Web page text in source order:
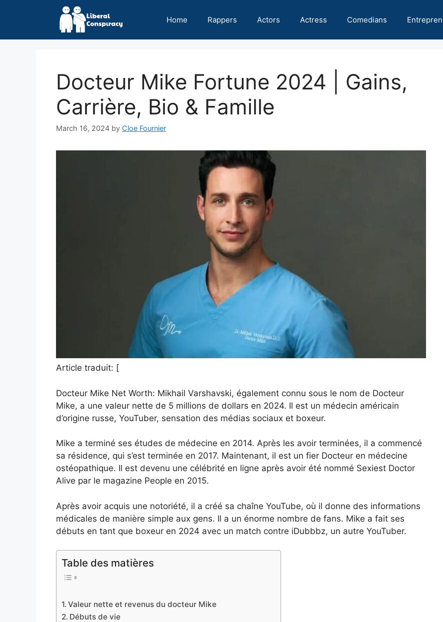
Home Rappers Actors Actress Comedians
Docteur Mike Fortune 2024 | Gains,
Carrière, Bio & Famille
March 16, 2024 by Cloe Fournier
Article traduit: [
Docteur Mike Net Worth: Mikhail Varshavski, également connu sous le nom de Docteur
Mike, a une valeur nette de 5 millions de dollars en 2024. Il est un médecin américain
d’origine russe, YouTuber, sensation des médias sociaux et boxeur.
Mike a terminé ses études de médecine en 2014. Après les avoir terminées, il a commencé
sa résidence, qui s’est terminée en 2017. Maintenant, il est un fier Docteur en médecine
ostéopathique. Il est devenu une célébrité en ligne après avoir été nommé Sexiest Doctor
Alive par le magazine People en 2015.
Après avoir acquis une notoriété, il a créé sa chaîne YouTube, où il donne des informations
médicales de manière simple aux gens. Il a un énorme nombre de fans. Mike a fait ses
débuts en tant que boxeur en 2024 avec un match contre iDubbbz, un autre YouTuber.
Table des matières
Valeur nette et revenus du docteur Mike
Débuts de vie